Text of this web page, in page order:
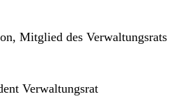
Mitglied des Verwaltungsrats
Verwaltungsrat